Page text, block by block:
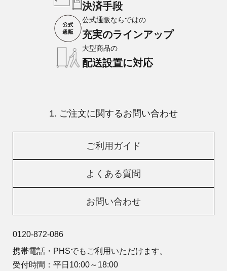
決済手段
公式通販ならではの
充実のラインアップ
大型商品の
配送設置に対応
1. ご注文に関するお問い合わせ
ご利用ガイド
よくある質問
お問い合わせ
0120-872-086
携帯電話・PHSでもご利用いただけます。
受付時間：平日10:00～18:00